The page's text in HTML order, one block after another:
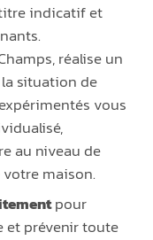
indicatif et
réalise un
situation de
vous
au niveau de
maison.
pour
et prévenir toute